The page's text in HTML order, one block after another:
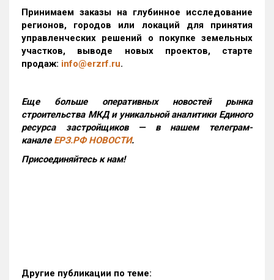
Принимаем заказы на глубинное исследование
регионов, городов или локаций для принятия
управленческих решений о покупке земельных
участков, выводе новых проектов, старте
продаж: info@erzrf.ru.
Еще больше оперативных новостей рынка
строительства МКД и уникальной аналитики Единого
ресурса застройщиков — в нашем телеграм-
канале ЕРЗ.РФ НОВОСТИ.
Присоединяйтесь к нам!
Другие публикации по теме: